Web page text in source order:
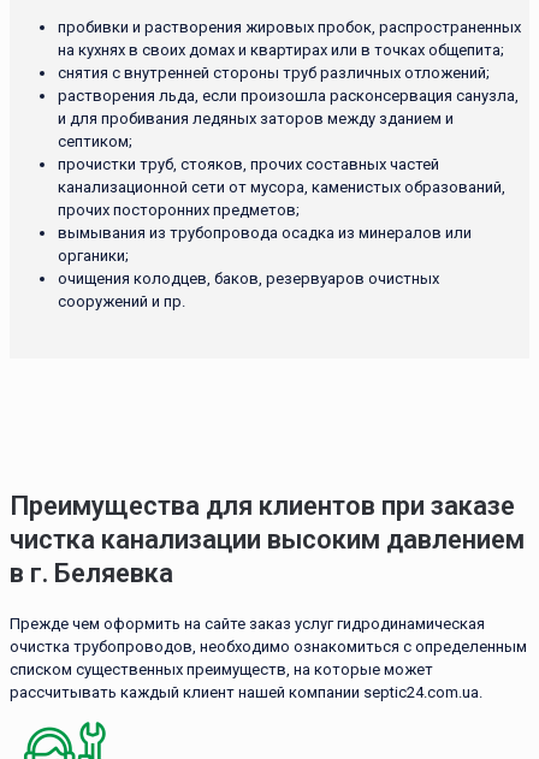
пробивки и растворения жировых пробок, распространенных
на кухнях в своих домах и квартирах или в точках общепита;
снятия с внутренней стороны труб различных отложений;
растворения льда, если произошла расконсервация санузла,
и для пробивания ледяных заторов между зданием и
септиком;
прочистки труб, стояков, прочих составных частей
канализационной сети от мусора, каменистых образований,
прочих посторонних предметов;
вымывания из трубопровода осадка из минералов или
органики;
очищения колодцев, баков, резервуаров очистных
сооружений и пр.
Преимущества для клиентов при заказе
чистка канализации высоким давлением
в г. Беляевка
Прежде чем оформить на сайте заказ услуг гидродинамическая
очистка трубопроводов, необходимо ознакомиться с определенным
списком существенных преимуществ, на которые может
рассчитывать каждый клиент нашей компании septic24.com.ua.